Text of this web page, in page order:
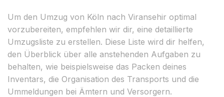
Um den Umzug von Köln nach Viransehir optimal
vorzubereiten, empfehlen wir dir, eine detaillierte
Umzugsliste zu erstellen. Diese Liste wird dir helfen,
den Überblick über alle anstehenden Aufgaben zu
behalten, wie beispielsweise das Packen deines
Inventars, die Organisation des Transports und die
Ummeldungen bei Ämtern und Versorgern.